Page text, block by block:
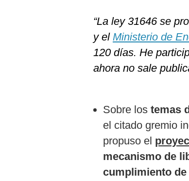
“La ley 31646 se
y el Ministerio de
120 días. He
ahora no sale
Sobre los temas
el citado gremio
propuso el
mecanismo de
cumplimiento